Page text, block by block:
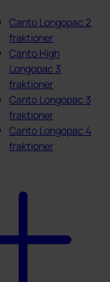
Canto Longopac 2
fraktioner
Canto High
Longopac 3
fraktioner
Canto Longopac 3
fraktioner
Canto Longopac 4
fraktioner